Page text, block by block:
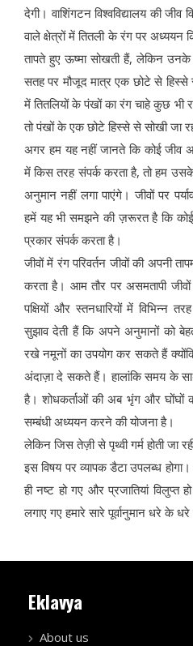
देगी। वाशिंगटन विश्वविद्यालय की
वाले क्षेत्रों में तितली के रंग पर अध्ययन
तापते हुए ऊष्मा सोखती हैं, लेकिन
सतह पर मौजूद मात्र एक छोटे से हिस्से
में तितलियों के पंखों का रंग चाहे कुछ भी
तो पंखों के एक छोटे हिस्से से सोखी जा
अगर हम यह नहीं जानते कि कोई जीव
में किस तरह संपर्क करता है, तो हम
अनुमान नहीं लगा पाएंगे। जीवों पर
हमें यह भी समझने की ज़रूरत है कि
प्रकार संपर्क करता है।
जीवों में रंग परिवर्तन जीवों की अपनी
करता है। आम तौर पर असमतापी
पक्षियों और स्तनधारियों में विभिन्न
सुझाव देती हैं कि अपने अनुमानों को
रखे नमूनों का उपयोग कर सकते हैं
अंदाज़ा दे सकते हैं। हालांकि समय के
है। शोधकर्ताओं की अब भृंग और घोंघों
सम्बंधी अध्ययन करने की योजना है।
लेकिन जिस तेज़ी से पृथ्वी गर्म होती जा
इस विषय पर व्यापक डैटा उपलब्ध
ही नष्ट हो गए और प्रजातियां विलुप्त
लगाए गए हमारे सारे पूर्वानुमान धरे के
Eklavya
About us